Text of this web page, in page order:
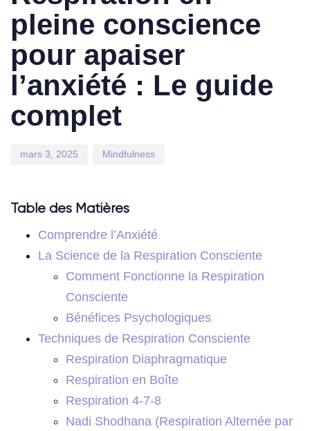
pleine conscience
pour apaiser
l’anxiété : Le guide
complet
mars 3, 2025 Mindfulness
Table des Matières
Comprendre l’Anxiété
La Science de la Respiration Consciente
Comment Fonctionne la Respiration
Consciente
Bénéfices Psychologiques
Techniques de Respiration Consciente
Respiration Diaphragmatique
Respiration en Boîte
Respiration 4-7-8
Nadi Shodhana (Respiration Alternée par